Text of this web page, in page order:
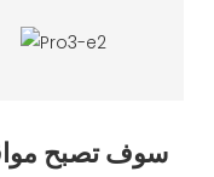
سوف تصبح